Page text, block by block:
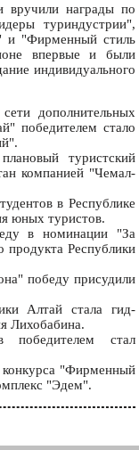
вручили награды по
туриндустрии",
и "Фирменный стиль
впервые и были
индивидуального
дополнительных
победителем стало
туристский
компанией "Чемал-
в Республике
юных туристов.
в номинации "За
продукта Республики
победу присудили
Алтай стала гид-
Лихобабина.
победителем стал
конкурса "Фирменный
"Эдем".